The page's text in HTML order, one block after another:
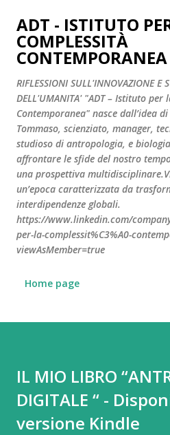
Passa ai
ADT - ISTITUTO
COMPLESSITÀ
CONTEMPORANEA
RIFLESSIONI SULL'INNOVAZIONE E
DELL'UMANITA' "ADT – Istituto per
Contemporanea" nasce dall’idea
Tommaso, scienziato, manager,
studioso di antropologia, e
affrontare le sfide del nostro
una prospettiva
un’epoca caratterizzata da
interdipendenze globali.
https://www.linkedin.com/
per-la-complessit%C3%A0-
viewAsMember=true
Home page
IL MIO LIBRO
DIGITALE “ -
versione Kindle